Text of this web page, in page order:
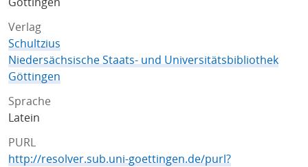
Verlag
Schultzius
Niedersächsische Staats- und Universitätsbibliothek
Göttingen
Sprache
Latein
PURL
http://resolver.sub.uni-goettingen.de/purl?